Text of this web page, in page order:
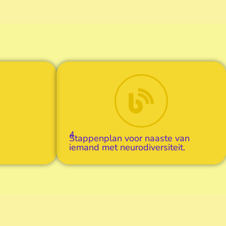
4
Stappenplan voor naaste van
iemand met neurodiversiteit.